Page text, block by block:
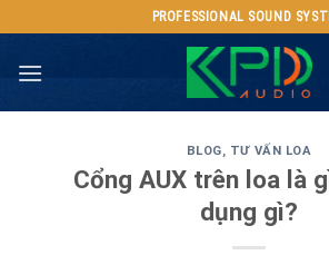
to
content
PROFESSIONAL SOUND
BLOG, TƯ VẤN LOA
Cổng AUX trên loa là
dụng gì?